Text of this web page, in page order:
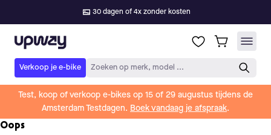
30 dagen of 4x zonder kosten
Upway
Verkoop je e-bike Zoeken op merk, model ...
Test, koop of verkoop e-bikes op 15 of 29 augustus tijdens de
Amsterdam Testdagen. Boek vandaag je afspraak.
Oops